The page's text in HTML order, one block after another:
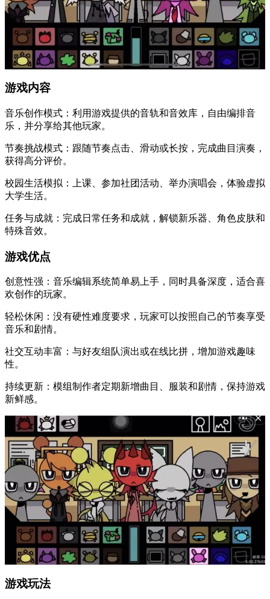
游戏内容
音乐创作模式：利用游戏提供的音轨和音效库，自由编排音
乐，并分享给其他玩家。
节奏挑战模式：跟随节奏点击、滑动或长按，完成曲目演奏，
获得高分评价。
校园生活模拟：上课、参加社团活动、举办演唱会，体验虚拟
大学生活。
任务与成就：完成日常任务和成就，解锁新乐器、角色皮肤和
特殊音效。
游戏优点
创意性强：音乐编辑系统简单易上手，同时具备深度，适合喜
欢创作的玩家。
轻松休闲：没有硬性难度要求，玩家可以按照自己的节奏享受
音乐和剧情。
社交互动丰富：与好友组队演出或在线比拼，增加游戏趣味
性。
持续更新：模组制作者定期新增曲目、服装和剧情，保持游戏
新鲜感。
游戏玩法